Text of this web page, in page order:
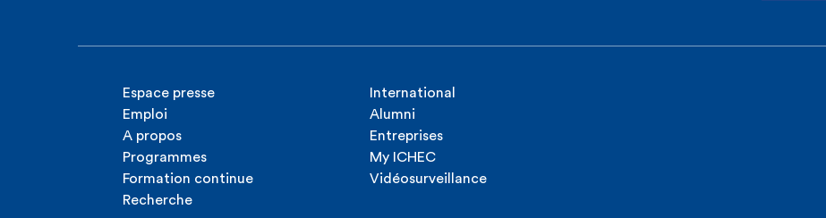
Espace presse
Emploi
A propos
Programmes
Formation continue
Recherche
International
Alumni
Entreprises
My ICHEC
Vidéosurveillance